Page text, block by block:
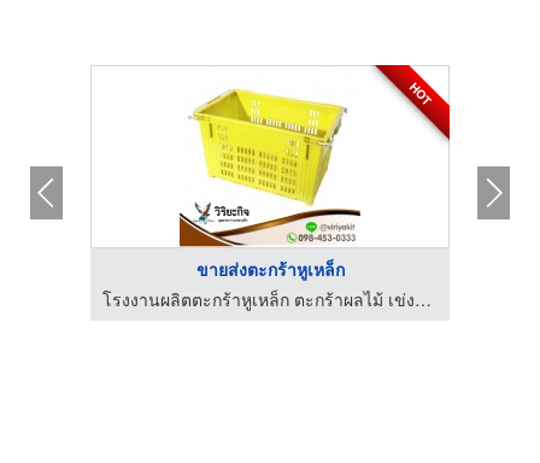
HOT
ขายส่งตะกร้าหูเหล็ก
โรงงานผลิตตะกร้าหูเหล็ก ตะกร้าผลไม้ เข่งผลไม้ - วิริยะกิจอุตสาหกรรมพลาสติก